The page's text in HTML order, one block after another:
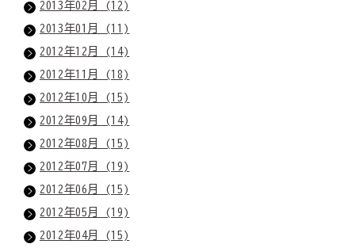
2013年02月 (12)
2013年01月 (11)
2012年12月 (14)
2012年11月 (18)
2012年10月 (15)
2012年09月 (14)
2012年08月 (15)
2012年07月 (19)
2012年06月 (15)
2012年05月 (19)
2012年04月 (15)